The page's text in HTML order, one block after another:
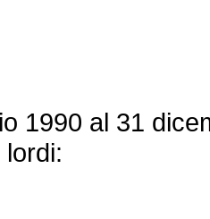
1990 al 31